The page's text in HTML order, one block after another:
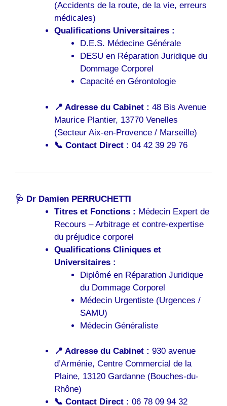
(Accidents de la route, de la vie, erreurs
médicales)
Qualifications Universitaires :
D.E.S. Médecine Générale
DESU en Réparation Juridique du
Dommage Corporel
Capacité en Gérontologie
📍 Adresse du Cabinet : 48 Bis Avenue
Maurice Plantier, 13770 Venelles
(Secteur Aix-en-Provence / Marseille)
📞 Contact Direct : 04 42 39 29 76
🩺 Dr Damien PERRUCHETTI
Titres et Fonctions : Médecin Expert de
Recours – Arbitrage et contre-expertise
du préjudice corporel
Qualifications Cliniques et
Universitaires :
Diplômé en Réparation Juridique
du Dommage Corporel
Médecin Urgentiste (Urgences /
SAMU)
Médecin Généraliste
📍 Adresse du Cabinet : 930 avenue
d’Arménie, Centre Commercial de la
Plaine, 13120 Gardanne (Bouches-du-
Rhône)
📞 Contact Direct : 06 78 09 94 32